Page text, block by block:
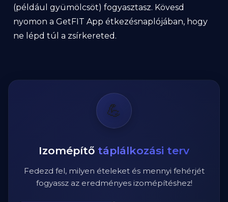
(például gyümölcsöt) fogyasztasz. Kövesd
nyomon a GetFIT App étkezésnaplójában, hogy
ne lépd túl a zsírkereted.
💪
Izomépítő táplálkozási terv
Fedezd fel, milyen ételeket és mennyi fehérjét
fogyassz az eredményes izomépítéshez!